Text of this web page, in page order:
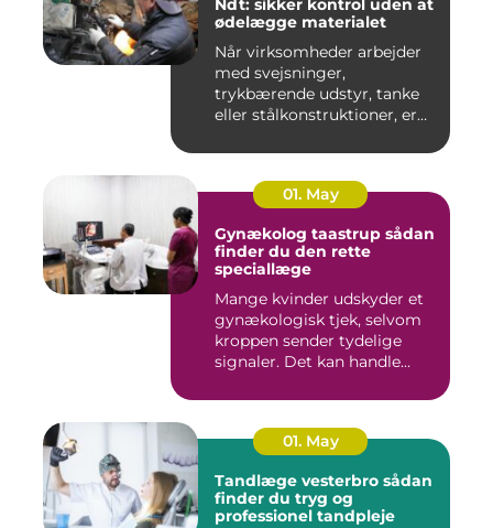
Ndt: sikker kontrol uden at
ødelægge materialet
Når virksomheder arbejder
med svejsninger,
trykbærende udstyr, tanke
eller stålkonstruktioner, er
01. May
Gynækolog taastrup sådan
finder du den rette
speciallæge
Mange kvinder udskyder et
gynækologisk tjek, selvom
kroppen sender tydelige
signaler. Det kan handle...
01. May
Tandlæge vesterbro sådan
finder du tryg og
professionel tandpleje